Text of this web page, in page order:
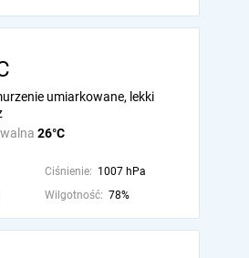
26°C
umiarkowane, lekki
Ciśnienie: 1007 hPa
Wilgotność: 78%